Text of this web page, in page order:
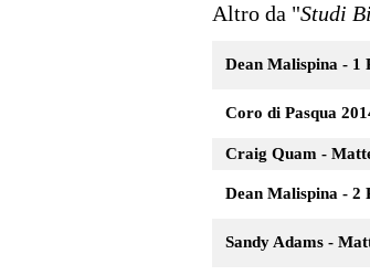
Altro da "Studi
Dean Malispina - 1
Coro di Pasqua
Craig Quam -
Dean Malispina - 2
Sandy Adams -